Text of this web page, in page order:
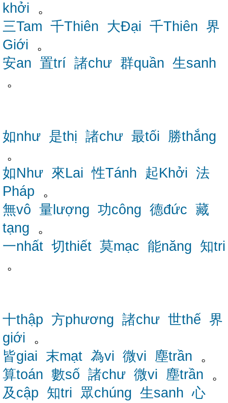
khởi 。
三Tam 千Thiên 大Đại 千Thiên 界
Giới 。
安an 置trí 諸chư 群quần 生sanh
。
如như 是thị 諸chư 最tối
勝thắng
。
如Như 來Lai 性Tánh 起Khởi 法
Pháp 。
無vô 量lượng 功công 德đức 藏
tạng 。
一nhất 切thiết 莫mạc 能năng 知tri
。
十thập 方phương 諸chư 世thế 界
giới 。
皆giai 末mạt 為vi 微vi 塵trần 。
算toán 數số 諸chư 微vi 塵trần 。
及cập 知tri 眾chúng 生sanh 心